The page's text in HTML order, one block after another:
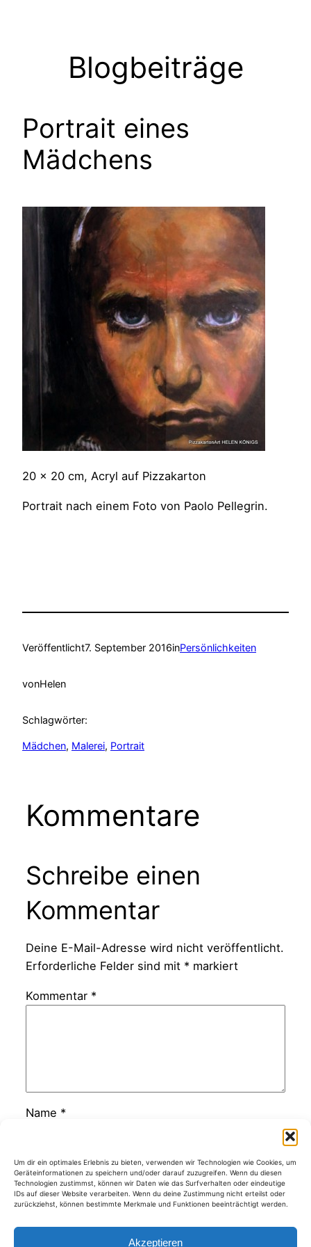
Um dir ein optimales Erlebnis zu bieten, verwenden wir Technologien wie Cookies, um
Geräteinformationen zu speichern und/oder darauf zuzugreifen. Wenn du diesen
Technologien zustimmst, können wir Daten wie das Surfverhalten oder eindeutige
IDs auf dieser Website verarbeiten. Wenn du deine Zustimmung nicht erteilst oder
zurückziehst, können bestimmte Merkmale und Funktionen beeinträchtigt werden.
Akzeptieren
Blogbeiträge
Portrait eines
Mädchens
20 x 20 cm, Acryl auf Pizzakarton
Portrait nach einem Foto von Paolo Pellegrin.
Veröffentlicht7. September 2016inPersönlichkeiten
vonHelen
Schlagwörter:
Mädchen, Malerei, Portrait
Kommentare
Schreibe einen
Kommentar
Deine E-Mail-Adresse wird nicht veröffentlicht.
Erforderliche Felder sind mit *markiert
Kommentar *
Name *
E-Mail-Adresse*
Website